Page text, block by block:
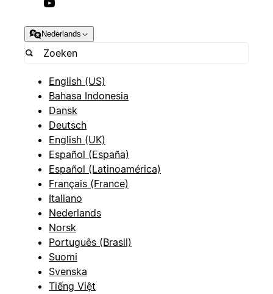
Nederlands
English (US)
Bahasa Indonesia
Dansk
Deutsch
English (UK)
Español (España)
Español (Latinoamérica)
Français (France)
Italiano
Nederlands
Norsk
Português (Brasil)
Suomi
Svenska
Tiếng Việt